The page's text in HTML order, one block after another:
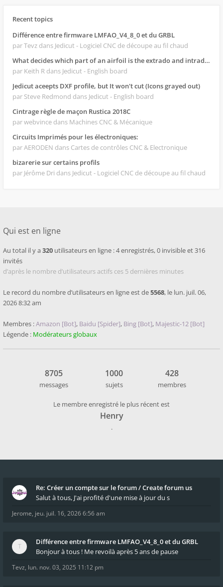
Recent topics
Différence entre firmware LMFAO_V4_8_0 et du GRBL
par Tevz dans Jedicut - Logiciel CNC de découpe au fil chaud
What decides which part of an airfoil is the extrado and intrado?
par Keith R dans Jedicut - English board
Jedicut aceepts DXF profile, but It won't cut (Icons grayed out)
par Steve Redmond dans Jedicut - English board
Cintrage règle de maçon Rustica 2018C
par webvince dans Machines CNC & Mécanique
Circuits Imprimés pour les électroniques:
par AERODEN dans Cartes de contrôles CNC & Electronique
bizarerie sur certains profils
par Jérôme Dri dans Jedicut - Logiciel CNC de découpe au fil chaud
Qui est en ligne
Au total il y a 320 utilisateurs en ligne : 4 enregistrés, 0 invisible et 316
invités
d’après le nombre d’utilisateurs actifs ces 5 dernières minutes
Le record du nombre d’utilisateurs en ligne est de5568, le lun. juil. 06,
2026 8:32 am
Membres :Amazon [Bot], Baidu [Spider], Bing [Bot], Majestic-12 [Bot]
Légende : Modérateurs globaux
8705
messages
1000
sujets
428
membres
Le membre enregistré le plus récent est
Henry
.
Re: Créer un compte sur le forum / Create forum us
Salut à tous, J'ai profité d'une mise à jour du s
Jerome, jeu. juil. 16, 2026 6:56 am
Différence entre firmware LMFAO_V4_8_0 et du GRBL
Bonjour à tous ! Me revoilà après 5 ans de pause
Tevz, lun. nov. 03, 2025 11:12 pm